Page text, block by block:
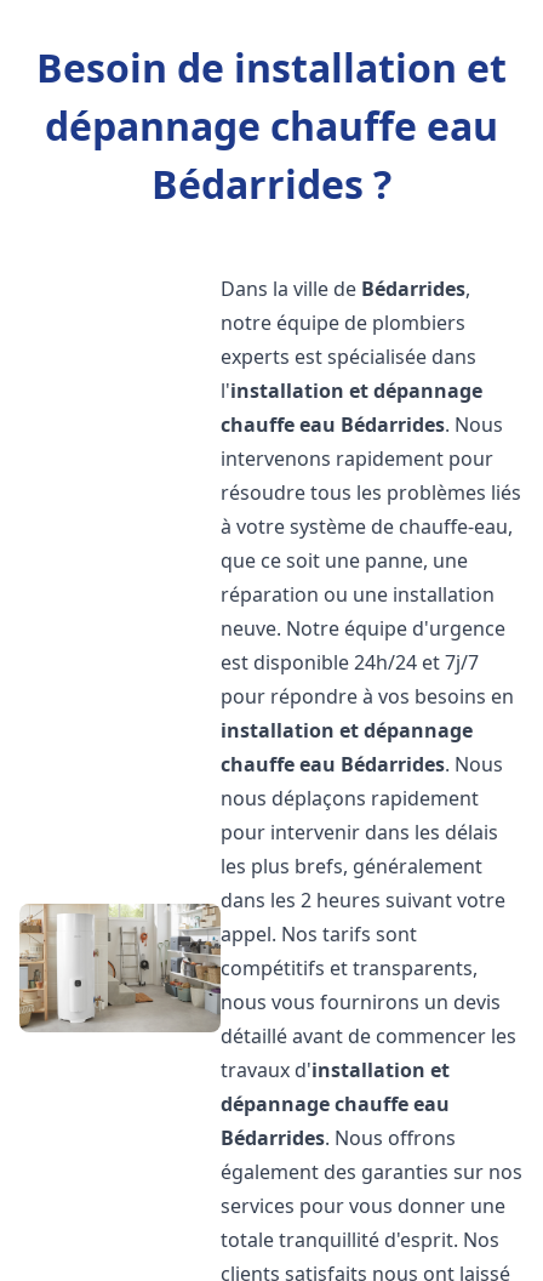
Besoin de installation et
dépannage chauffe eau
Bédarrides ?
Dans la ville de Bédarrides,
notre équipe de plombiers
experts est spécialisée dans
l'installation et dépannage
chauffe eau Bédarrides. Nous
intervenons rapidement pour
résoudre tous les problèmes liés
à votre système de chauffe-eau,
que ce soit une panne, une
réparation ou une installation
neuve. Notre équipe d'urgence
est disponible 24h/24 et 7j/7
pour répondre à vos besoins en
installation et dépannage
chauffe eau Bédarrides. Nous
nous déplaçons rapidement
pour intervenir dans les délais
les plus brefs, généralement
dans les 2 heures suivant votre
appel. Nos tarifs sont
compétitifs et transparents,
nous vous fournirons un devis
détaillé avant de commencer les
travaux d'installation et
dépannage chauffe eau
Bédarrides. Nous offrons
également des garanties sur nos
services pour vous donner une
totale tranquillité d'esprit. Nos
clients satisfaits nous ont laissé